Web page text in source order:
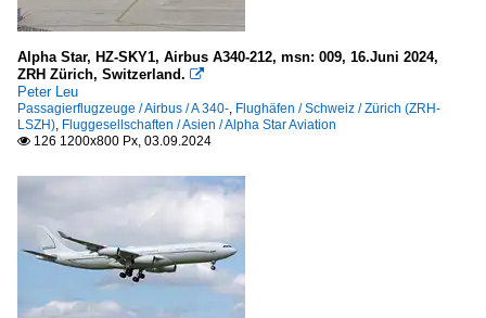
Air Belgium (KF-ABB)
Air France (AF-AFR)
Air X Charter (..-AXY)
Brussels Airlines
Edelweiss Air (WK-EDW)
Eurowings (EW-EWG)
Finnair (AY-FIN)
Hi Fly
Alpha Star, HZ-SKY1, Airbus A340-212, msn: 009, 16.Juni 2024,
ZRH Zürich, Switzerland. 
Peter Leu
Passagierflugzeuge / Airbus / A 340-, Flughäfen / Schweiz / Zürich (ZRH-
LSZH), Fluggesellschaften / Asien / Alpha Star Aviation
 126 1200x800 Px, 03.09.2024